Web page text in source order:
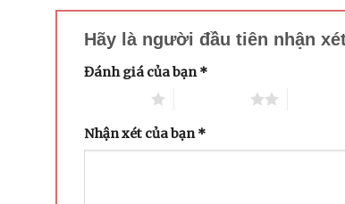
Hãy là người đầu tiên nhận
Đánh giá của bạn*
Nhận xét của bạn*